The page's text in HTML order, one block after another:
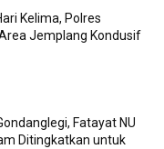
Kelima, Polres
Jemplang Kondusif
Fatayat NU
Ditingkatkan untuk